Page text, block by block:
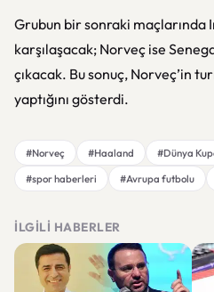
Grubun bir sonraki maçlarında
karşılaşacak; Norveç ise
çıkacak. Bu sonuç, Norveç’in
yaptığını gösterdi.
#Norveç #Haaland #Dünya
#spor haberleri
#Avrupa futbolu
İLGILI HABERLER